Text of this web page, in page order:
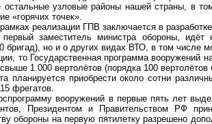
узловые районы нашей страны, в
«горячих точек».
реализации ГПВ заключается в разработке
заместитель министра обороны, идёт
но и о других видах ВТО, в том числе
то Государственная программа вооружений
1.000 вертолётов (порядка 100
приобрести около сотни
фрегатов.
вооружений в первые пять лет
Президентом и Правительством РФ
обороны на первую пятилетку разрешено